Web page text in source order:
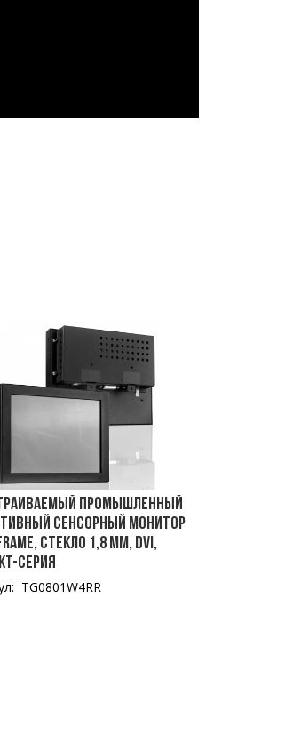
промышленный
сенсорный монитор
стекло 1,8 мм, DVI,
серия
TG0801W4RR